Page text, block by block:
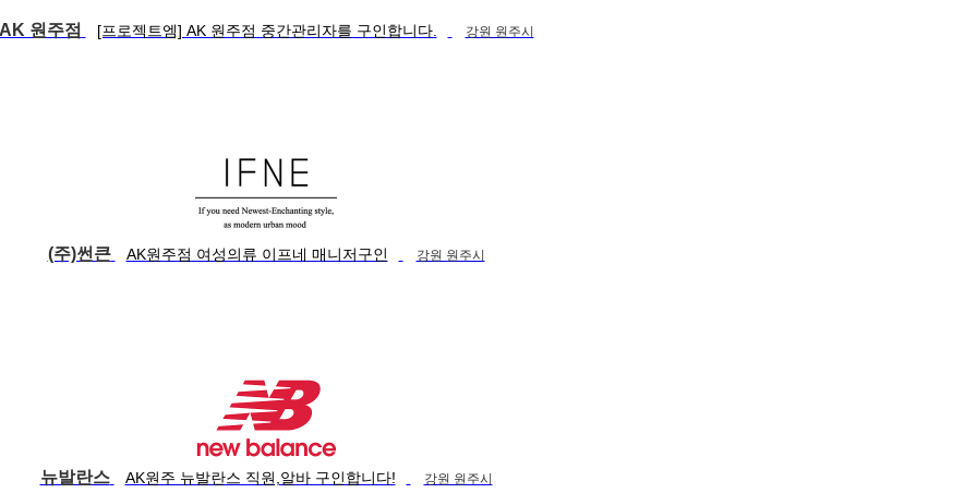
AK 원주점 [프로젝트엠] AK 원주점 중간관리자를 구인합니다. 강원 원주시
(주)썬큰 AK원주점 여성의류 이프네 매니저구인 강원 원주시
뉴발란스 AK원주 뉴발란스 직원,알바 구인합니다! 강원 원주시